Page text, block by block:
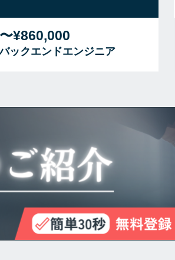
〜¥860,000
ックエンドエンジニア